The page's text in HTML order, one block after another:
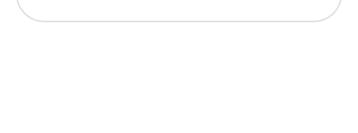
sin cirugía, elbalón gástricoen Vigo es tu